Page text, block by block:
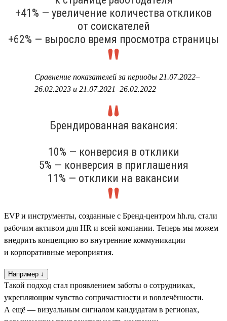
+41% — увеличение количества откликов
от соискателей
+62% — выросло время просмотра страницы
Сравнение показателей за периоды 21.07.2022–
26.02.2023 и 21.07.2021–26.02.2022
Брендированная вакансия:
10% — конверсия в отклики
5% — конверсия в приглашения
11% — отклики на вакансии
EVP и инструменты, созданные с Бренд-центром hh.ru, стали
рабочим активом для HR и всей компании. Теперь мы можем
внедрить концепцию во внутренние коммуникации
и корпоративные мероприятия.
Например ↓
Такой подход стал проявлением заботы о сотрудниках,
укрепляющим чувство сопричастности и вовлечённости.
А ещё — визуальным сигналом кандидатам в регионах,